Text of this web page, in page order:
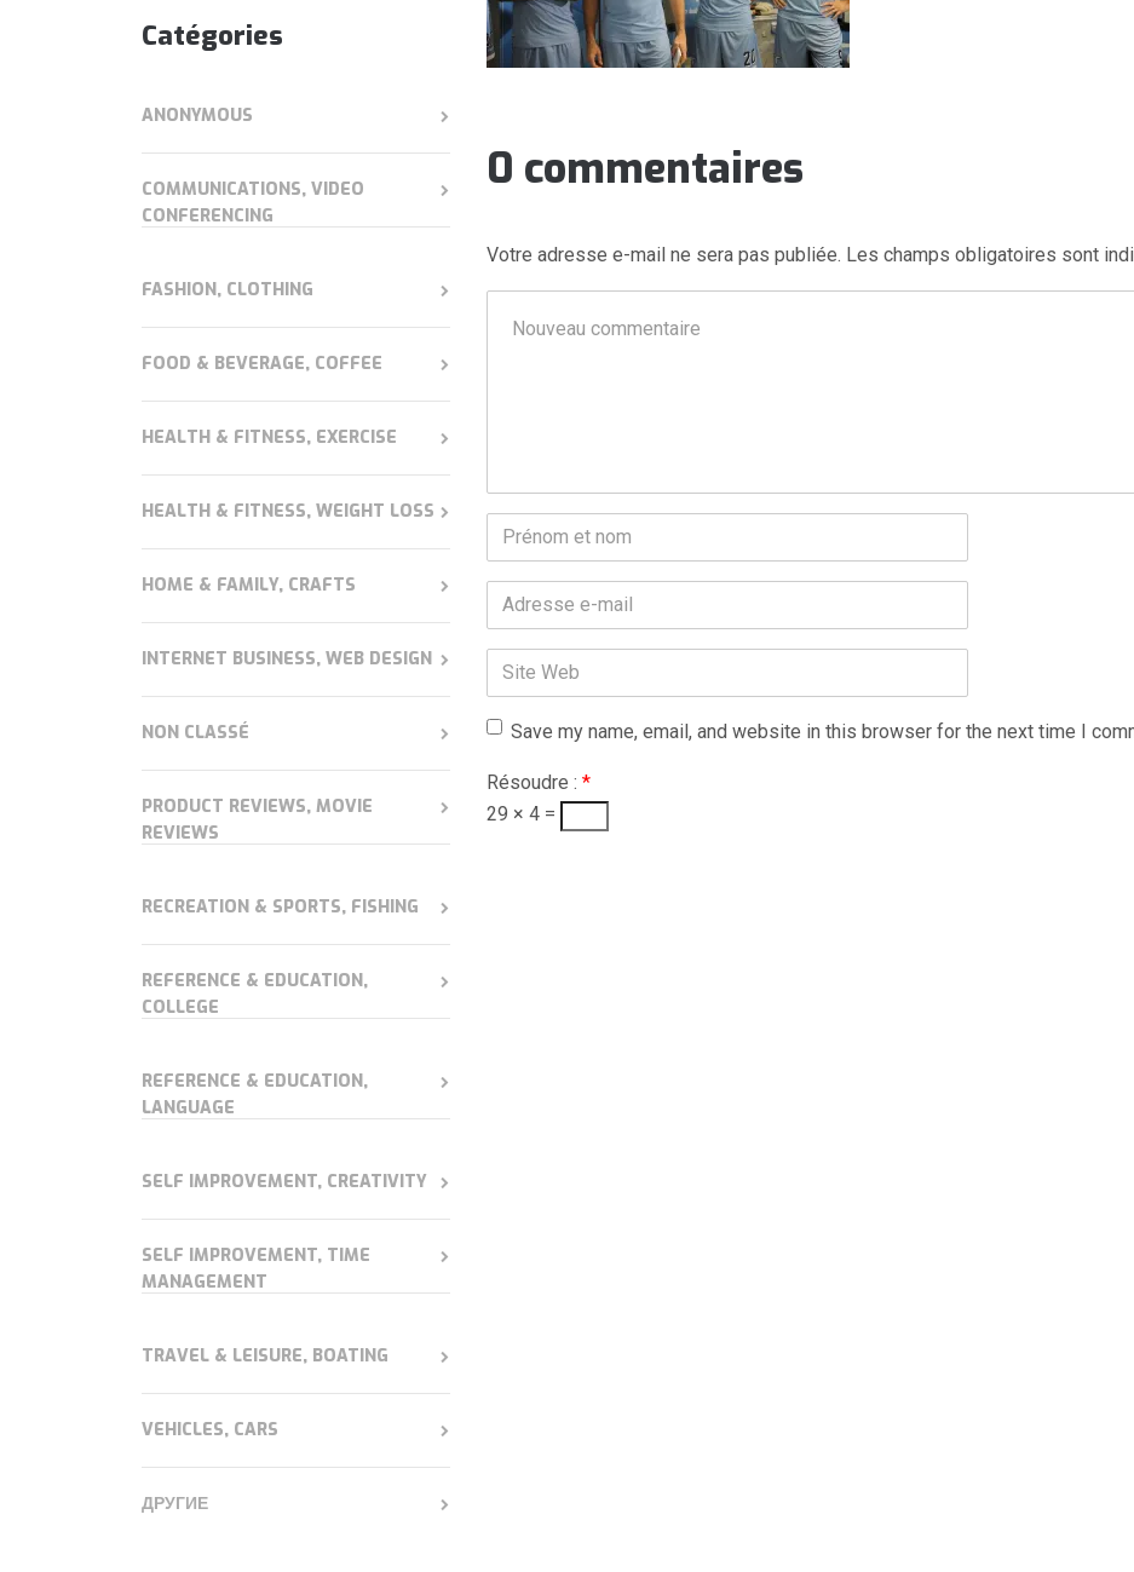
0 commentaires
Votre adresse e-mail ne sera pas publiée. Les champs obligatoires sont
commentaire*
Prénom
et
nom*
Adresse
e-
mail
Site
Web
Save my name, email, and website in this browser for the next time I
Résoudre : *
29 × 4 =
Catégories
ANONYMOUS
COMMUNICATIONS, VIDEO
CONFERENCING
FASHION, CLOTHING
FOOD & BEVERAGE, COFFEE
HEALTH & FITNESS, EXERCISE
HEALTH & FITNESS, WEIGHT LOSS
HOME & FAMILY, CRAFTS
INTERNET BUSINESS, WEB DESIGN
NON CLASSÉ
PRODUCT REVIEWS, MOVIE
REVIEWS
RECREATION & SPORTS, FISHING
REFERENCE & EDUCATION,
COLLEGE
REFERENCE & EDUCATION,
LANGUAGE
SELF IMPROVEMENT, CREATIVITY
SELF IMPROVEMENT, TIME
MANAGEMENT
TRAVEL & LEISURE, BOATING
VEHICLES, CARS
ДРУГИЕ